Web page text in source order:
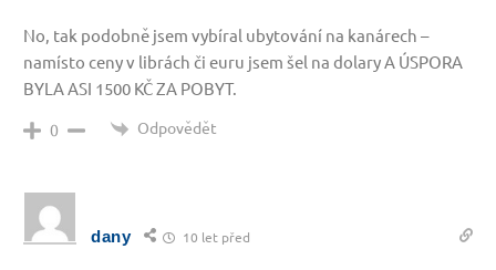
No, tak podobně jsem vybíral ubytování na kanárech –
namísto ceny v librách či euru jsem šel na dolary A ÚSPORA
BYLA ASI 1500 KČ ZA POBYT.
0 Odpovědět
dany 10 let před